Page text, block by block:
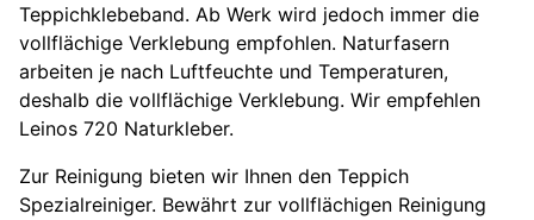
Teppichklebeband. Ab Werk wird jedoch immer die
vollflächige Verklebung empfohlen. Naturfasern
arbeiten je nach Luftfeuchte und Temperaturen,
deshalb die vollflächige Verklebung. Wir empfehlen
Leinos 720 Naturkleber.
Zur Reinigung bieten wir Ihnen den Teppich
Spezialreiniger. Bewährt zur vollflächigen Reinigung